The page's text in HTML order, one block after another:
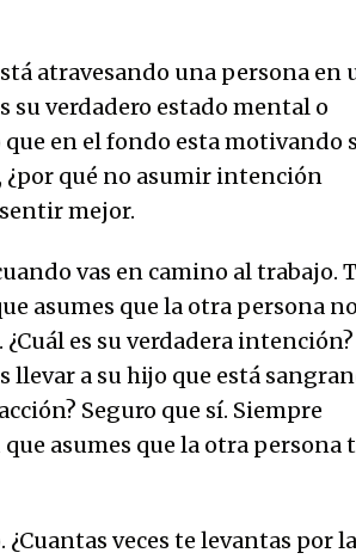
atravesando una persona en
su verdadero estado mental o
en el fondo esta motivando
¿por qué no asumir intención
mejor.
vas en camino al trabajo.
asumes que la otra persona
es su verdadera
llevar a su hijo que está
Seguro que sí. Siempre
asumes que la otra persona
veces te levantas por la